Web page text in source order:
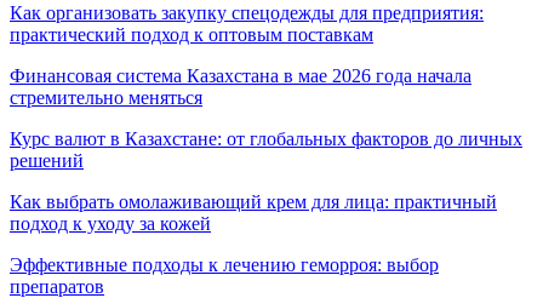
Как организовать закупку спецодежды для предприятия:
практический подход к оптовым поставкам
Финансовая система Казахстана в мае 2026 года начала
стремительно меняться
Курс валют в Казахстане: от глобальных факторов до личных
решений
Как выбрать омолаживающий крем для лица: практичный
подход к уходу за кожей
Эффективные подходы к лечению геморроя: выбор
препаратов